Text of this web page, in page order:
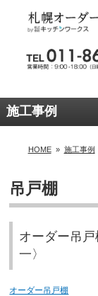
施工事例
HOME» 施工事例
吊戸棚
オーダー吊
一〉
オーダー吊戸棚